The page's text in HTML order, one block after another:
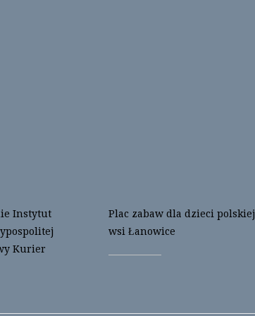
Instytut
Kurier
Plac zabaw dla dzieci polskiej
wsi Łanowice